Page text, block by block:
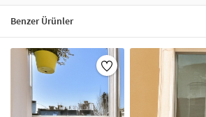
Çocuğunuzun dolabına, mutfak fayanslarına,
kumaşlara bile bant yardımıyla sabitleyip,
boyama yapabilirsiniz. Evinizi,kişisel zevkinizle
boyama seti ile yaratıcı projeler
dekorasyonu
sevenler için stencil, kolayca
ve etkili bir aktivitedir.
Stencil Boyamatekniği, her türlü yüzeyde
Benzer Ürünler